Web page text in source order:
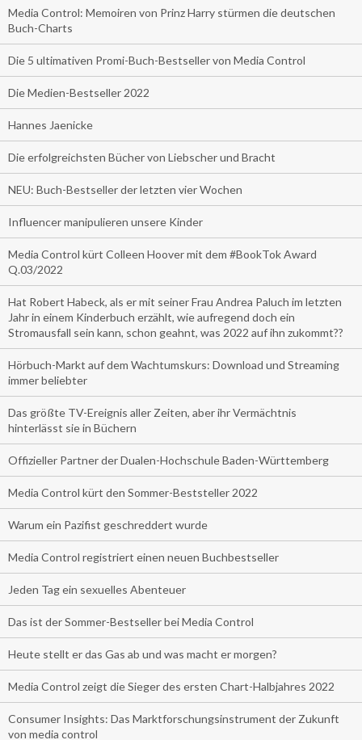
Media Control: Memoiren von Prinz Harry stürmen die deutschen
Buch-Charts
Die 5 ultimativen Promi-Buch-Bestseller von Media Control
Die Medien-Bestseller 2022
Hannes Jaenicke
Die erfolgreichsten Bücher von Liebscher und Bracht
NEU: Buch-Bestseller der letzten vier Wochen
Influencer manipulieren unsere Kinder
Media Control kürt Colleen Hoover mit dem #BookTok Award
Q.03/2022
Hat Robert Habeck, als er mit seiner Frau Andrea Paluch im letzten
Jahr in einem Kinderbuch erzählt, wie aufregend doch ein
Stromausfall sein kann, schon geahnt, was 2022 auf ihn zukommt??
Hörbuch-Markt auf dem Wachtumskurs: Download und Streaming
immer beliebter
Das größte TV-Ereignis aller Zeiten, aber ihr Vermächtnis
hinterlässt sie in Büchern
Offizieller Partner der Dualen-Hochschule Baden-Württemberg
Media Control kürt den Sommer-Beststeller 2022
Warum ein Pazifist geschreddert wurde
Media Control registriert einen neuen Buchbestseller
Jeden Tag ein sexuelles Abenteuer
Das ist der Sommer-Bestseller bei Media Control
Heute stellt er das Gas ab und was macht er morgen?
Media Control zeigt die Sieger des ersten Chart-Halbjahres 2022
Consumer Insights: Das Marktforschungsinstrument der Zukunft
von media control